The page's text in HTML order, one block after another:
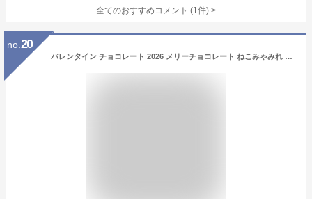
全てのおすすめコメント (1件) >
no. 20
バレンタイン チョコレート 2026 メリーチョコレート ねこみゃみれ 猫缶（チョコレート）2026 バレンタイン チョコ 猫モチーフ 魚型 人気 スイーツ 洋菓子 プチギフト